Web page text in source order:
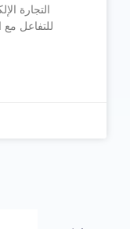
التجارة
للتفاعل مع